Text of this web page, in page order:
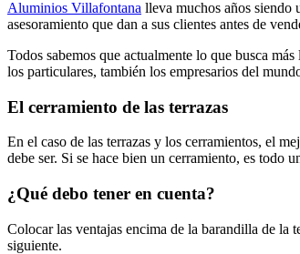
Aluminios Villafontana lleva muchos años siendo
asesoramiento que dan a sus clientes antes de
Todos sabemos que actualmente lo que busca
los particulares, también los empresarios del
El cerramiento de las terrazas
En el caso de las terrazas y los cerramientos, el
debe ser. Si se hace bien un cerramiento, es todo
¿Qué debo tener en cuenta?
Colocar las ventajas encima de la barandilla de la
siguiente.